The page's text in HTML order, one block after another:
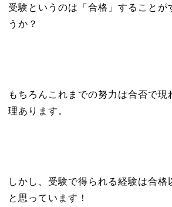
受験というのは「合格」することが
うか？
もちろんこれまでの努力は合否で現
理あります。
しかし、受験で得られる経験は合格
と思っています！